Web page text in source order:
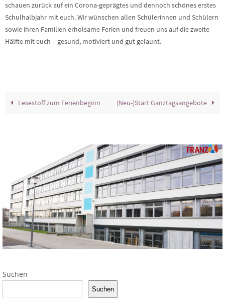
schauen zurück auf ein Corona-geprägtes und dennoch schönes erstes
Schulhalbjahr mit euch. Wir wünschen allen Schülerinnen und Schülern
sowie ihren Familien erholsame Ferien und freuen uns auf die zweite
Hälfte mit euch – gesund, motiviert und gut gelaunt.
Lesestoff zum Ferienbeginn (Neu-)Start Ganztagsangebote
Suchen
Suchen